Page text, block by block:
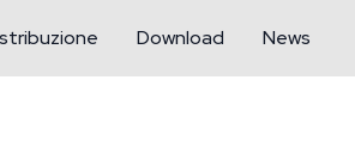
Download News